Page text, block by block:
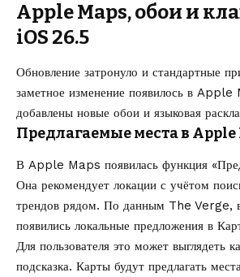
Apple Maps, обои и
iOS 26.5
Обновление затронуло и стандартные
заметное изменение появилось в
добавлены новые обои и языковая
Предлагаемые места в Apple
В Apple Maps появилась функция
Она рекомендует локации с учётом
трендов рядом. По данным The Verge,
появились локальные предложения в
Для пользователя это может выглядеть
подсказка. Карты будут предлагать